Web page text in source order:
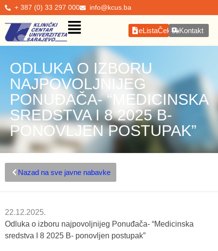
+ 387 (0) 33 297 000 info@kcus.ba
eListaČekanjaKontakt
ODLUKA O IZBORU
NAJPOVOLJNIJEG
PONUĐAČA- “MEDICINSKA
SREDSTVA I 8 2025 B-
PONOVLJEN POSTUPAK”
Nazad na sve javne nabavke
22.12.2025.
Odluka o izboru najpovoljnijeg Ponuđača- “Medicinska
sredstva I 8 2025 B- ponovljen postupak”